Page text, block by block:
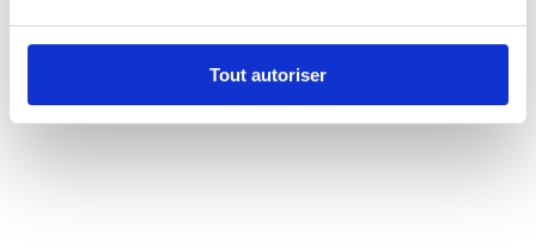
Tout autoriser